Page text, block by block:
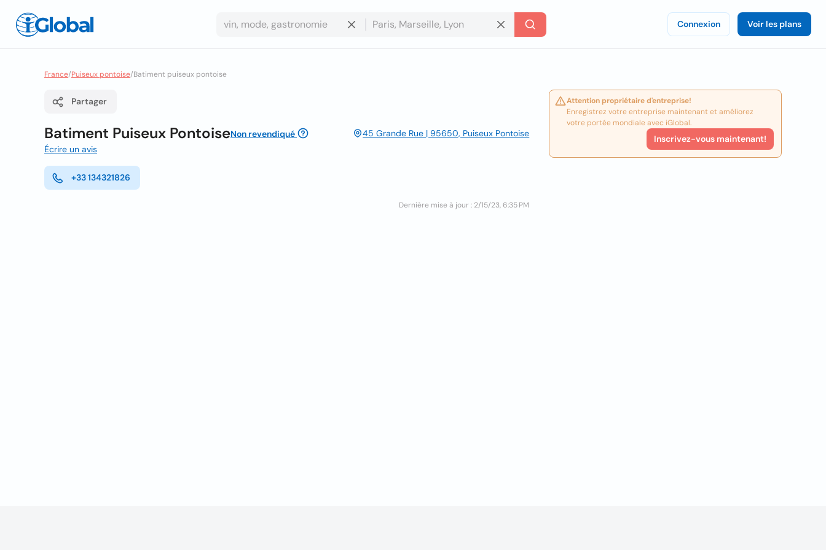
Connexion Voir les plans
France/Puiseux pontoise/Batiment puiseux pontoise
Partager
Batiment Puiseux PontoiseNon revendiqué
45 Grande Rue | 95650, Puiseux Pontoise
Écrire un avis
+33 134321826
Dernière mise à jour : 2/15/23, 6:35 PM
Attention propriétaire d'entreprise!
Enregistrez votre entreprise maintenant et améliorez
votre portée mondiale avec iGlobal.
Inscrivez-vous maintenant!